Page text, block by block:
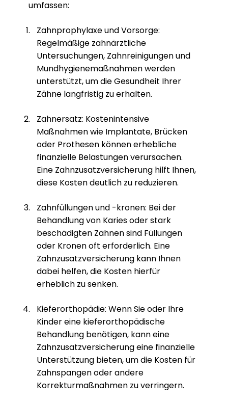
umfassen:
Zahnprophylaxe und Vorsorge:
Regelmäßige zahnärztliche
Untersuchungen, Zahnreinigungen und
Mundhygienemaßnahmen werden
unterstützt, um die Gesundheit Ihrer
Zähne langfristig zu erhalten.
Zahnersatz: Kostenintensive
Maßnahmen wie Implantate, Brücken
oder Prothesen können erhebliche
finanzielle Belastungen verursachen.
Eine Zahnzusatzversicherung hilft Ihnen,
diese Kosten deutlich zu reduzieren.
Zahnfüllungen und -kronen: Bei der
Behandlung von Karies oder stark
beschädigten Zähnen sind Füllungen
oder Kronen oft erforderlich. Eine
Zahnzusatzversicherung kann Ihnen
dabei helfen, die Kosten hierfür
erheblich zu senken.
Kieferorthopädie: Wenn Sie oder Ihre
Kinder eine kieferorthopädische
Behandlung benötigen, kann eine
Zahnzusatzversicherung eine finanzielle
Unterstützung bieten, um die Kosten für
Zahnspangen oder andere
Korrekturmaßnahmen zu verringern.